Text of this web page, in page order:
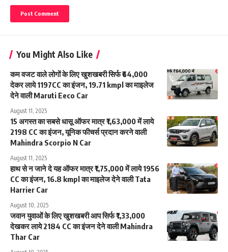
You Might Also Like
कम वजट वाले लोगों के लिए खुशखबरी सिर्फ ₹64,000
देकर लाये 1197CC का इंजन, 19.71 kmpl का माइलेज
देने वाली Maruti Eeco Car
August 11, 2025
15 अगस्त का सबसे धासू ऑफर मात्र ₹1,63,000 में लाये
2198 CC का इंजन, यूनिक फीचर्स प्रदान करने वाली
Mahindra Scorpio N Car
August 11, 2025
हाथ से न जाने दे यह ऑफर मात्र ₹1,75,000 में लाये 1956
CC का इंजन, 16.8 kmpl का माइलेज देने वाली Tata
Harrier Car
August 10, 2025
जवान युवाओं के लिए खुशखबरी आप सिर्फ ₹1,33,000
देखकर लाये 2184 CC का इंजन देने वाली Mahindra
Thar Car